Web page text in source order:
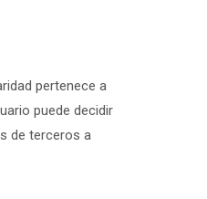
pertenece a
puede decidir
de terceros a